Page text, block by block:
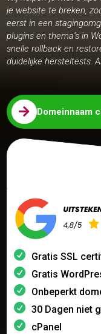
je website te breken,
eerst in een
plugins en thema’s in
snelle rollback en
duidelijke hersteltests.
 Domeinnaam
Gratis SSL
Gratis
Onbeperkt
30 Dagen niet
cPanel